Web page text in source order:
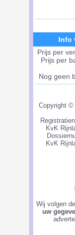
Info
Prijs per
Prijs per
Nog geen
Copyright ©
KvK
KvK
Wij volgen de
uw